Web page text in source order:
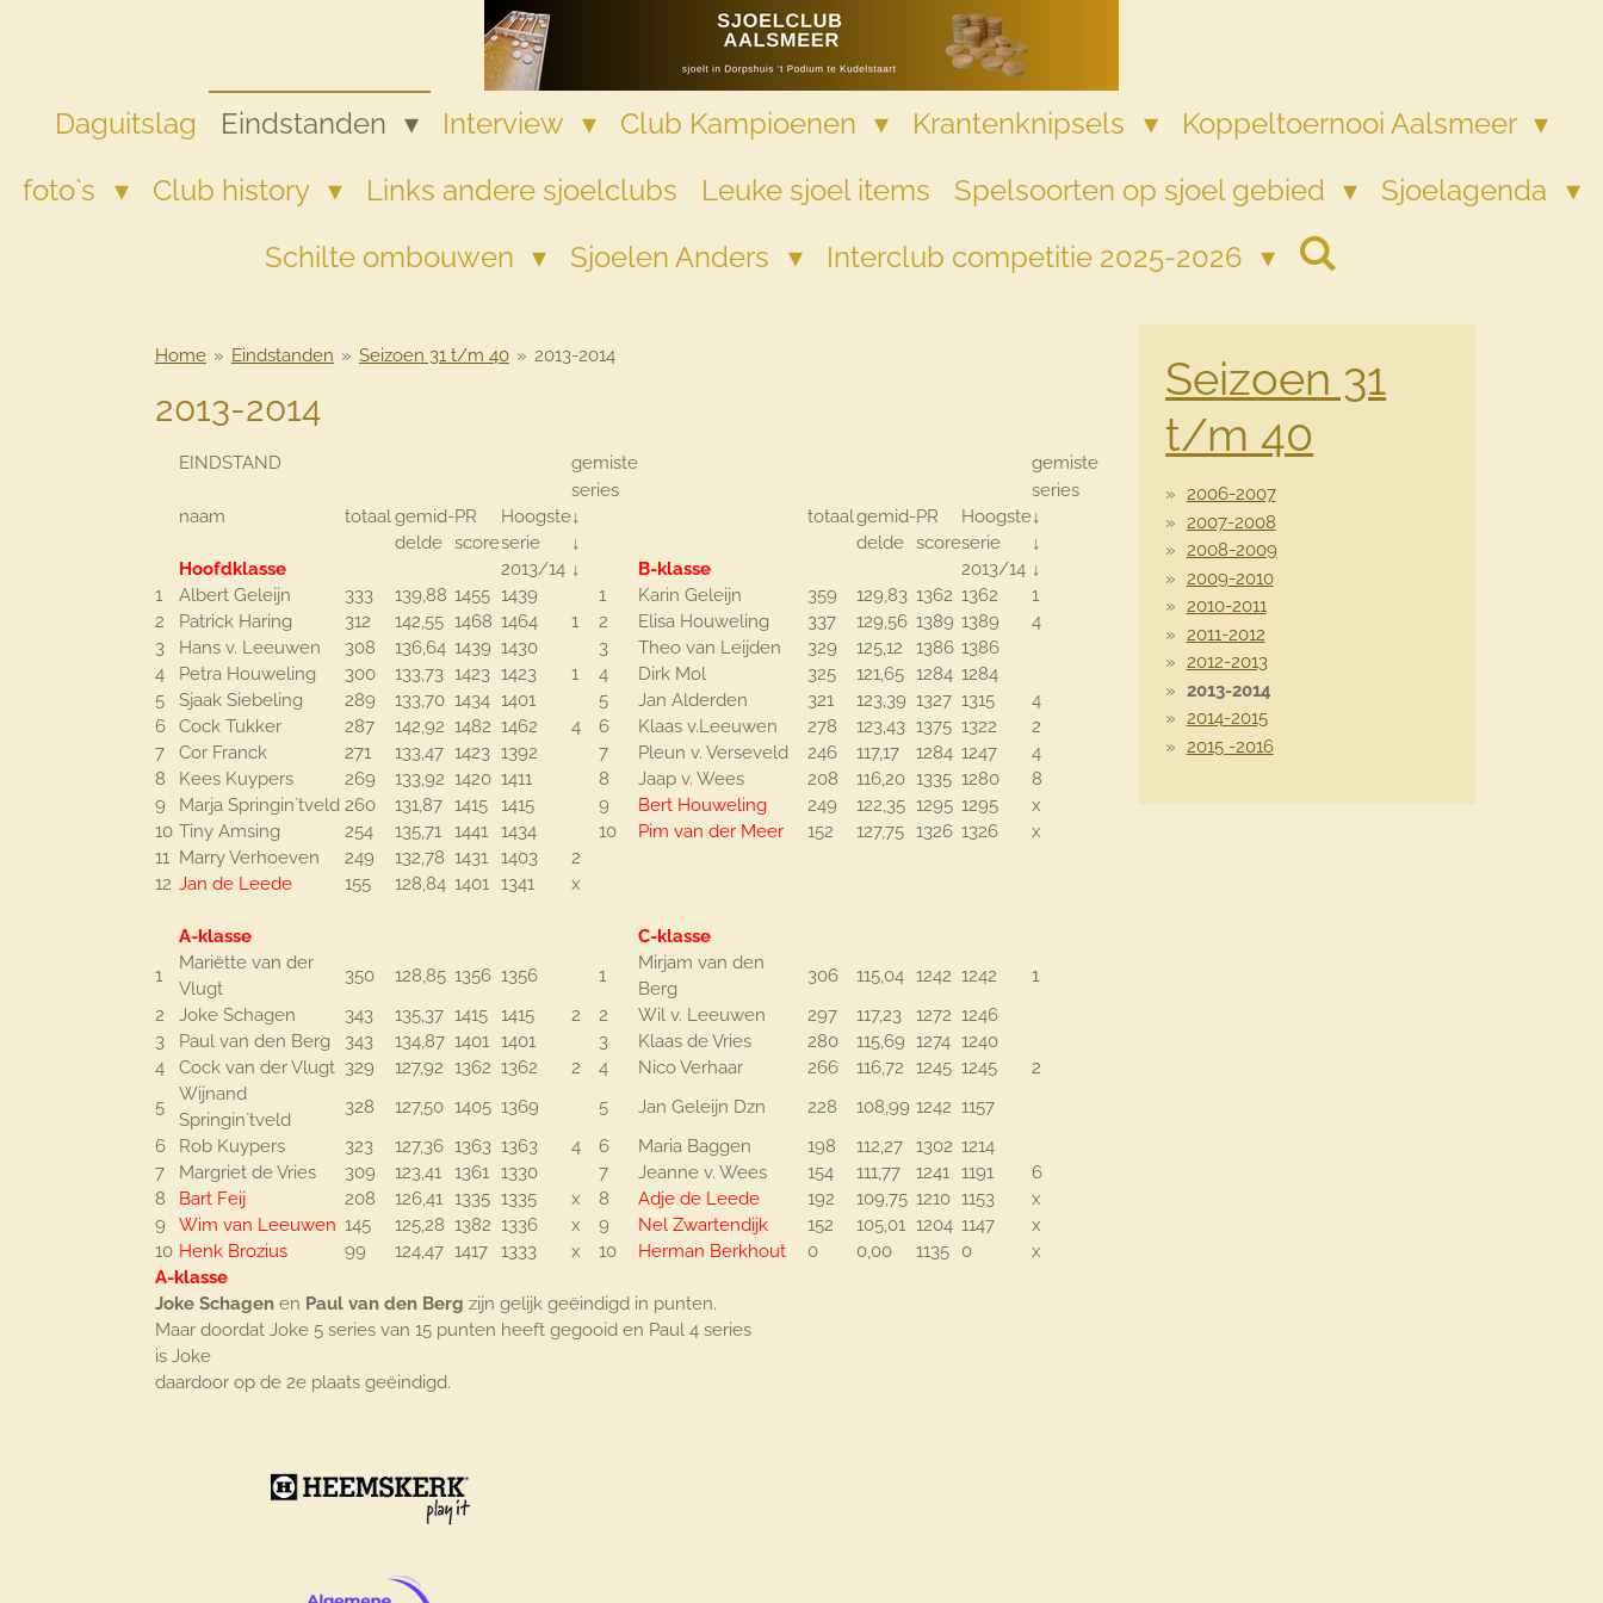
hoofdinhoud
Daguitslag Eindstanden Interview Club Kampioenen Krantenknipsels
Koppeltoernooi Aalsmeer
foto`s
Club history Links andere sjoelclubs Leuke sjoel items Spelsoorten op sjoel gebied
Sjoelagenda
Schilte ombouwen
Sjoelen Anders Interclub competitie 2025-2026
Home » Eindstanden » Seizoen 31 t/m 40 » 2013-2014
2013-2014
EINDSTAND gemiste
gemiste
series
series
naam
totaal gemid-PR Hoogste↓ totaalgemid-PR Hoogste↓
delde scoreserie ↓ delde scoreserie
↓
Hoofdklasse
2013/14 ↓ B-klasse 2013/14 ↓
1
Albert Geleijn 333 139,88 1455 1439 1 Karin Geleijn 359 129,83 1362 1362
1
2
Patrick Haring 312 142,55 1468 1464 1 2 Elisa Houweling 337 129,56 1389 1389
4
3
Hans v. Leeuwen 308 136,64 1439 1430 3 Theo van Leijden 329 125,12 1386 1386
4
Petra Houweling 300 133,73 1423 1423 1 4 Dirk Mol 325 121,65 1284 1284
5
Sjaak Siebeling 289 133,70 1434 1401 5 Jan Alderden 321 123,39 1327 1315
4
6
Cock Tukker 287 142,92 1482 1462 4 6 Klaas v.Leeuwen 278 123,43 1375 1322
2
7
Cor Franck 271 133,47 1423 1392 7 Pleun v. Verseveld 246 117,17 1284 1247
4
8
Kees Kuypers 269 133,92 1420 1411 8 Jaap v. Wees 208 116,20 1335 1280
8
9
Marja Springin`tveld 260 131,87 1415 1415 9 Bert Houweling 249 122,35 1295 1295
x
10 Tiny Amsing 254 135,71 1441 1434 10 Pim van der Meer 152 127,75 1326 1326
x
11 Marry Verhoeven 249 132,78 1431 1403
2
12 Jan de Leede 155 128,84 1401 1341 x
A-klasse
C-klasse
1
Mariëtte van der
Vlugt
350 128,85 1356 1356 1
Mirjam van den
Berg
306 115,04 1242 1242
1
2
Joke Schagen 343 135,37 1415 1415 2 2 Wil v. Leeuwen 297 117,23 1272 1246
3
Paul van den Berg 343 134,87 1401 1401 3 Klaas de Vries 280 115,69 1274 1240
4
Cock van der Vlugt 329 127,92 1362 1362 2 4 Nico Verhaar 266 116,72 1245 1245
2
5
Wijnand
Springin`tveld
328 127,50 1405 1369 5 Jan Geleijn Dzn 228 108,99 1242 1157
6
Rob Kuypers 323 127,36 1363 1363 4 6 Maria Baggen 198 112,27 1302 1214
7
Margriet de Vries 309 123,41 1361 1330 7 Jeanne v. Wees 154 111,77 1241 1191
6
8
Bart Feij 208 126,41 1335 1335 x 8 Adje de Leede 192 109,75 1210 1153
x
9
Wim van Leeuwen 145 125,28 1382 1336 x 9 Nel Zwartendijk 152 105,01 1204 1147
x
10 Henk Brozius 99 124,47 1417 1333 x 10 Herman Berkhout 0 0,00 1135 0
x
A-klasse
Joke Schagenen Paul van den Berg zijn gelijk geëindigd in punten.
Maar doordat Joke 5 series van 15 punten heeft gegooid en Paul 4 series
is Joke
daardoor op de 2e plaats geëindigd.
Seizoen 31
t/m 40
2006-2007
2007-2008
2008-2009
2009-2010
2010-2011
2011-2012
2012-2013
2013-2014
2014-2015
2015 -2016